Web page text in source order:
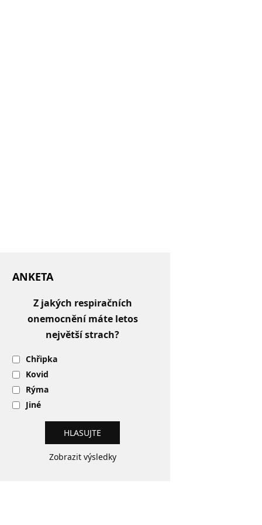
ANKETA
Z jakých respiračních
onemocnění máte letos
největší strach?
Chřipka
Kovid
Rýma
Jiné
Zobrazit výsledky